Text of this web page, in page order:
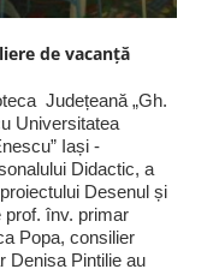
de vacanță
Județeană „Gh.
Universitatea
Iași -
Didactic, a
Desenul și
prof. înv. primar
Popa, consilier
Denisa Pintilie au